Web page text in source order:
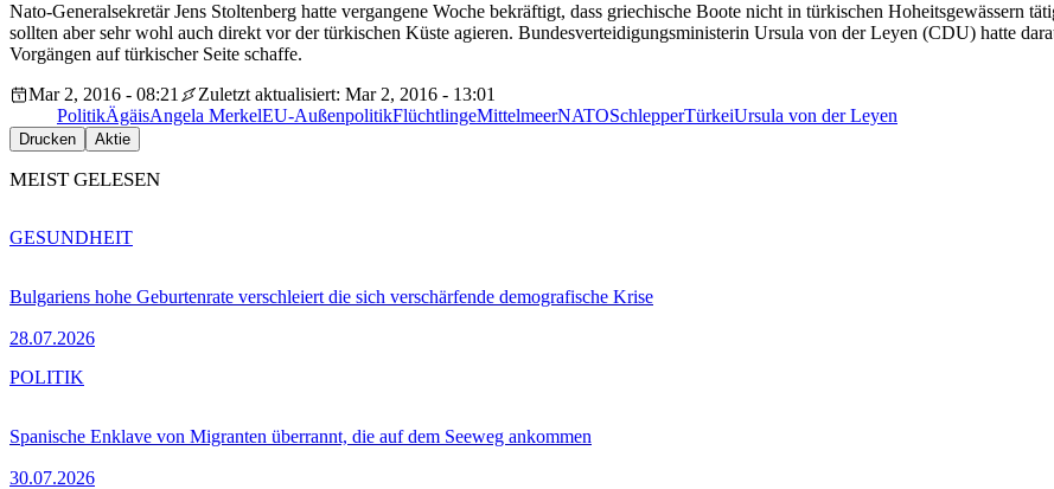
Nato-Generalsekretär Jens Stoltenberg hatte vergangene Woche bekräftigt, dass griechische Boote nicht in türkischen Hoheitsgewässern
sollten aber sehr wohl auch direkt vor der türkischen Küste agieren. Bundesverteidigungsministerin Ursula von der Leyen (CDU) hatte
Vorgängen auf türkischer Seite schaffe.
Mar 2, 2016 - 08:21
Zuletzt aktualisiert: Mar 2, 2016 - 13:01
PolitikÄgäisAngela MerkelEU-AußenpolitikFlüchtlingeMittelmeerNATOSchlepperTürkeiUrsula von der Leyen
Drucken Aktie
MEIST GELESEN
Bulgariens hohe Geburtenrate verschleiert die sich verschärfende demografische Krise
28.07.2026
GESUNDHEIT
Spanische Enklave von Migranten überrannt, die auf dem Seeweg ankommen
30.07.2026
POLITIK